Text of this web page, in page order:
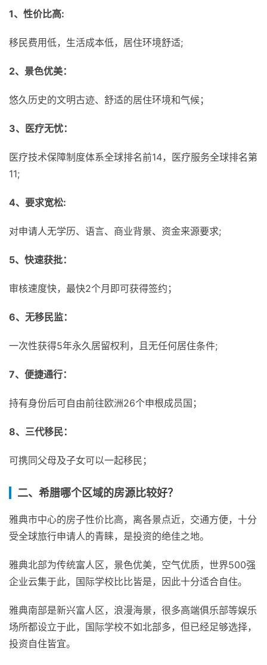
1、性价比高:
移民费用低，生活成本低，居住环境舒适;
2、景色优美：
悠久历史的文明古迹、舒适的居住环境和气候；
3、医疗无忧：
医疗技术保障制度体系全球排名前14，医疗服务全球排名第
11;
4、要求宽松:
对申请人无学历、语言、商业背景、资金来源要求;
5、快速获批：
审核速度快，最快2个月即可获得签约；
6、无移民监：
一次性获得5年永久居留权利，且无任何居住条件;
7、便捷通行：
持有身份后可自由前往欧洲26个申根成员国；
8、三代移民：
可携同父母及子女可以一起移民；
二、希腊哪个区域的房源比较好？
雅典市中心的房子性价比高，离各景点近，交通方便，十分
受全球旅行申请人的青睐，是投资的绝佳之地。
雅典北部为传统富人区，景色优美，空气优质，世界500强
企业云集于此，国际学校比比皆是，因此十分适合自住。
雅典南部是新兴富人区，浪漫海景，很多高端俱乐部等娱乐
场所都设立于此，国际学校不如北部多，但已经足够选择，
投资自住皆宜。